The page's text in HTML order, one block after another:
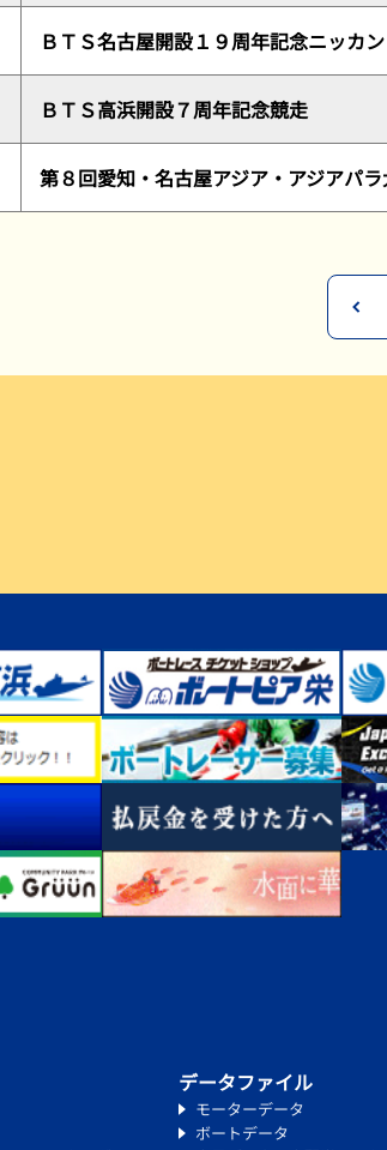
ＢＴＳ名古屋開設１９周年記念ニッカ
ＢＴＳ高浜開設７周年記念競走
第８回愛知・名古屋アジア・アジアパ
データファイル
モーターデータ
ボートデータ